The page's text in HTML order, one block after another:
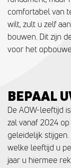
comfortabel van
wilt, zult u zelf
bouwen. Dit zijn
voor het
BEPAAL
De AOW-leeftijd
zal vanaf 2024
geleidelijk
welke leeftijd u
jaar u hiermee